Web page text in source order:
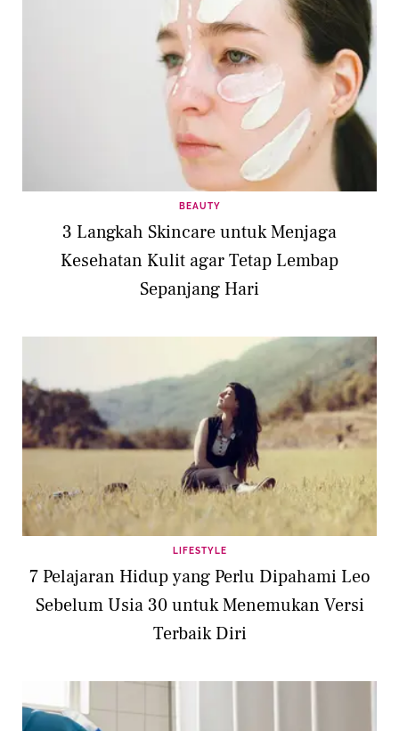
BEAUTY
3 Langkah Skincare untuk Menjaga
Kesehatan Kulit agar Tetap Lembap
Sepanjang Hari
LIFESTYLE
7 Pelajaran Hidup yang Perlu Dipahami Leo
Sebelum Usia 30 untuk Menemukan Versi
Terbaik Diri